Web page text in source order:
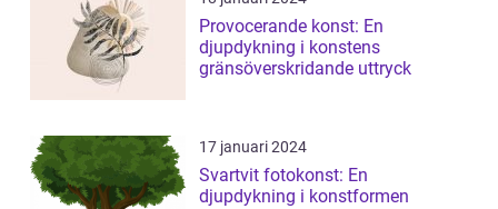
Provocerande konst: En
djupdykning i konstens
gränsöverskridande uttryck
17 januari 2024
Svartvit fotokonst: En
djupdykning i konstformen